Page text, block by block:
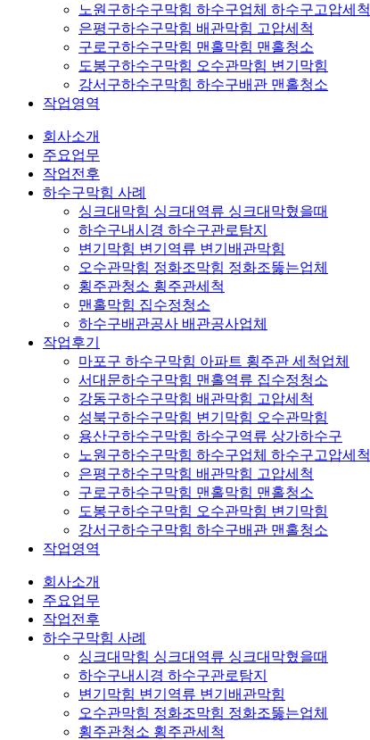
노원구하수구막힘 하수구업체 하수구고압세척
은평구하수구막힘 배관막힘 고압세척
구로구하수구막힘 맨홀막힘 맨홀청소
도봉구하수구막힘 오수관막힘 변기막힘
강서구하수구막힘 하수구배관 맨홀청소
작업영역
회사소개
주요업무
작업전후
하수구막힘 사례
싱크대막힘 싱크대역류 싱크대막혔을때
하수구내시경 하수구관로탐지
변기막힘 변기역류 변기배관막힘
오수관막힘 정화조막힘 정화조뚫는업체
횡주관청소 횡주관세척
맨홀막힘 집수정청소
하수구배관공사 배관공사업체
작업후기
마포구 하수구막힘 아파트 횡주관 세척업체
서대문하수구막힘 맨홀역류 집수정청소
강동구하수구막힘 배관막힘 고압세척
성북구하수구막힘 변기막힘 오수관막힘
용산구하수구막힘 하수구역류 상가하수구
노원구하수구막힘 하수구업체 하수구고압세척
은평구하수구막힘 배관막힘 고압세척
구로구하수구막힘 맨홀막힘 맨홀청소
도봉구하수구막힘 오수관막힘 변기막힘
강서구하수구막힘 하수구배관 맨홀청소
작업영역
회사소개
주요업무
작업전후
하수구막힘 사례
싱크대막힘 싱크대역류 싱크대막혔을때
하수구내시경 하수구관로탐지
변기막힘 변기역류 변기배관막힘
오수관막힘 정화조막힘 정화조뚫는업체
횡주관청소 횡주관세척